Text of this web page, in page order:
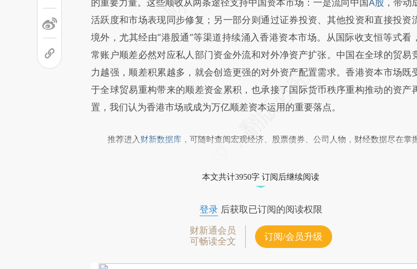
的重要力量。这些顺收从两条途径支持中国资本市场：一是流向中国A股 ，带动
活跃度和市场表现同步修复；另一部分则通过证券投资、其他投资和直接投资
境外，尤其经由“港股通”等渠道持续涌入香港资本市场。从国际收支恒等式看
常账户顺差必然对应私人部门资金外流和对外净资产扩张。中国在全球的贸易
力越强，顺差积累越多，就会创造更强的对外资产配置需求。香港资本市场既
于全球贸易重构带来的顺差资金累积，也承接了国际货币秩序重构推动的资产
置，我们认为香港市场或成为万亿顺差资本运用的重要落点。
推荐进入 财新数据库 ，可随时查阅宏观经济、股票债券、公司人物，财经数据尽在掌握
本文共计3950字 订阅后继续阅读
登录后获取已订阅的阅读权限
财新通会员
可畅读全文
订阅/会员升级